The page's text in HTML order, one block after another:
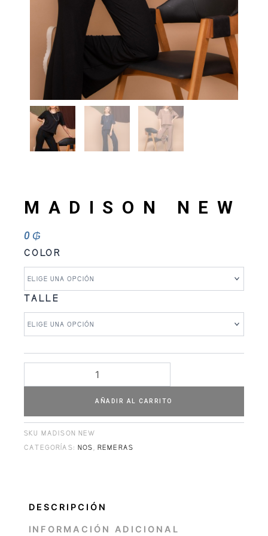
MADISON NEW
0 ₲
COLOR
TALLE
MADISON
cantidad
AÑADIR AL CARRITO
SKU MADISON NEW
CATEGORÍAS:NOS, REMERAS
DESCRIPCIÓN
INFORMACIÓN ADICIONAL